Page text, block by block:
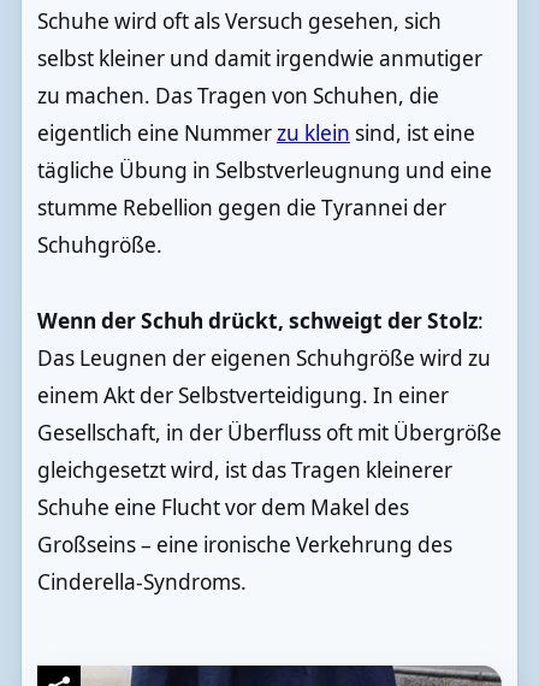
Schuhe wird oft als Versuch gesehen, sich
selbst kleiner und damit irgendwie anmutiger
zu machen. Das Tragen von Schuhen, die
eigentlich eine Nummerzu klein sind, ist eine
tägliche Übung in Selbstverleugnung und eine
stumme Rebellion gegen die Tyrannei der
Schuhgröße.
Wenn der Schuh drückt, schweigt der Stolz:
Das Leugnen der eigenen Schuhgröße wird zu
einem Akt der Selbstverteidigung. In einer
Gesellschaft, in der Überfluss oft mit Übergröße
gleichgesetzt wird, ist das Tragen kleinerer
Schuhe eine Flucht vor dem Makel des
Großseins – eine ironische Verkehrung des
Cinderella-Syndroms.